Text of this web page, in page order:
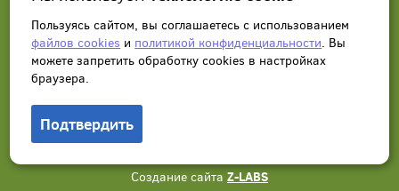
Создание сайта Z-LABS
Пользуясь сайтом, вы соглашаетесь с использованием
файлов cookies и политикой конфиденциальности. Вы
можете запретить обработку сookies в настройках
браузера.
Подтвердить